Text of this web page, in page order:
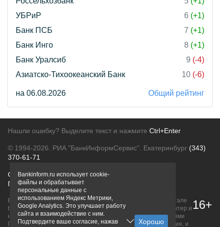
УБРиР
6 (+1)
Банк ПСБ
7 (+1)
Банк Инго
8 (+1)
Банк Уралсиб
9 (-4)
Азиатско-Тихоокеанский Банк
10 (-6)
на 06.08.2026 Общий рейтинг
Нашли ошибку? Выделите текст и нажмите Ctrl+Enter
© 1994-2026. РИА "БанкИнформСервис". Екатеринбург (343)
370-61-71
О проектеПолитика конфиденциальности
Правовая информацияДля рекламодателей
Вся информация о продуктах банков, размещенная на портале
bankinform.ru, носит исключительно ознакомительный характер и
не является публичной офертой, определяемой положениями
ГК РФ. Информация не содержит точного и полного описания, и
16+
Bankinform.ru использует cookie-
файлы и обрабатывает
персональные данные с
использованием Яндекс Метрики,
Google Analytics. Это улучшает работу
сайта и взаимодействие с ним.
Подтвердите ваше согласие, нажав